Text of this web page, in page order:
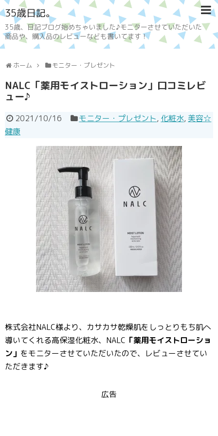
35歳日記。
35歳、日記ブログ始めちゃいました♪モニターさせていただいた
商品や、購入品のレビューなども書いてます！
ホーム モニター・プレゼント
NALC「薬用モイストローション」口コミレビ
ュー♪
2021/10/16 モニター・プレゼント, 化粧水, 美容☆
健康
株式会社NALC様より、カサカサ乾燥肌をしっとりもち肌へ
導いてくれる高保湿化粧水、NALC 「薬用モイストローショ
ン」 をモニターさせていただいたので、レビューさせてい
ただきます♪
広告